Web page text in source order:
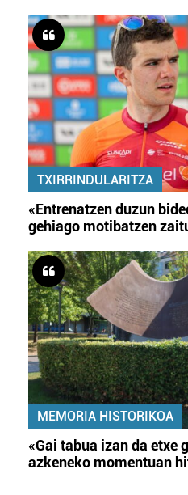
TXIRRINDULARITZA
«Entrenatzen duzun
gehiago motibatzen
MEMORIA HISTORIKOA
«Gai tabua izan da etxe
azkeneko momentuan